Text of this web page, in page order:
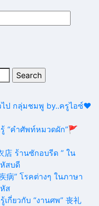
ป กลุ่มชมพู by..ครูไอซ์❤
“คำศัพท์หมวดผัก”🚩
ร้านซักอบรีด ” ใน
สบดี
病” โรคต่างๆ ในภาษา
ส
กี่ยวกับ “งานศพ” 丧礼